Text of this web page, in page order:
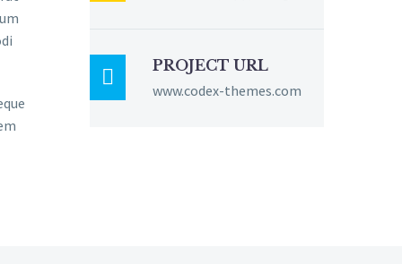

PROJECT URL
www.codex-themes.com